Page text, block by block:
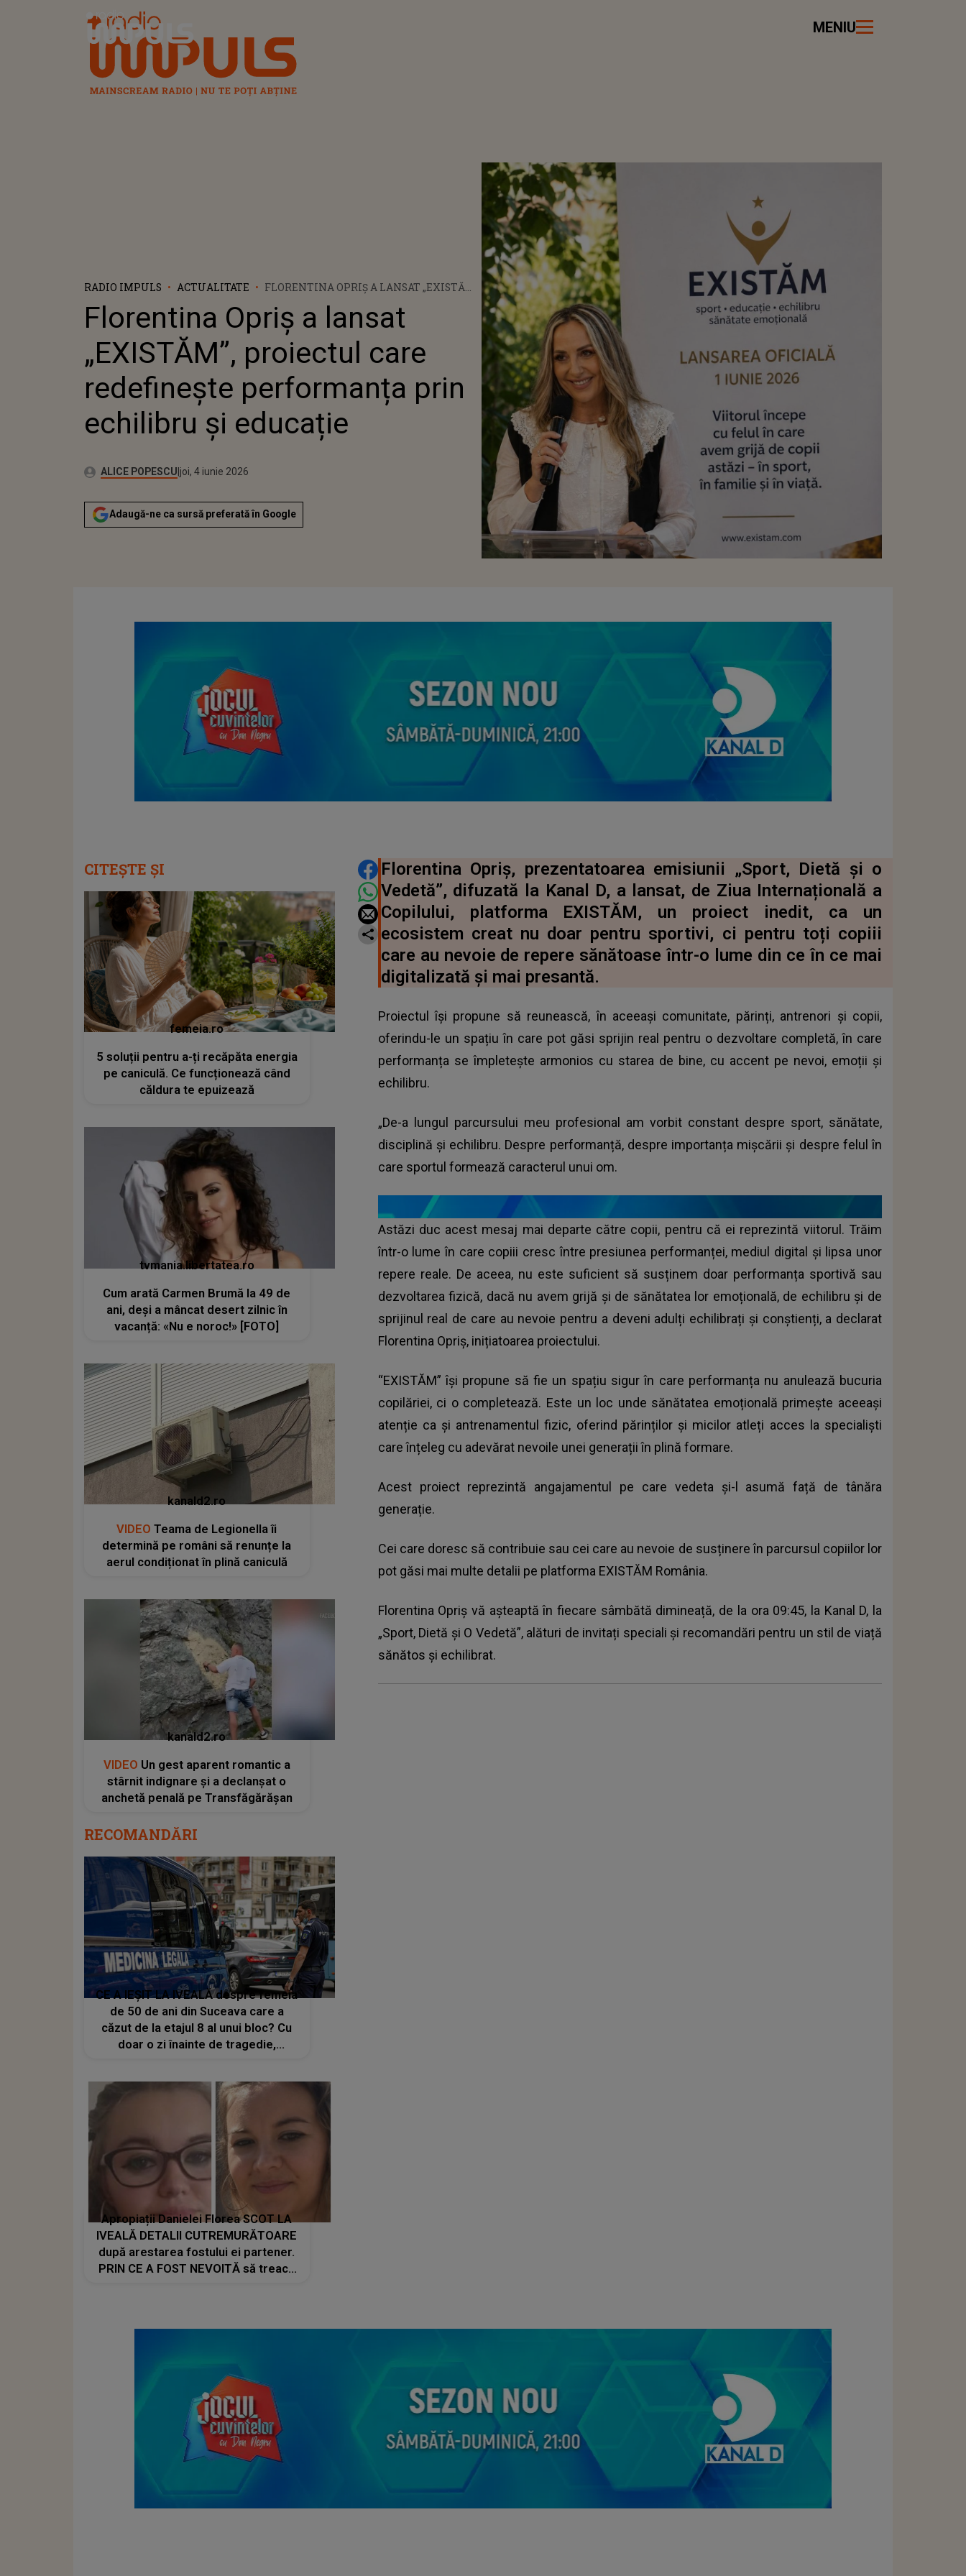
Radio Impuls MENIU
RADIO IMPULS ACTUALITATE
FLORENTINA OPRIȘ A LANSAT „EXISTĂM”,
PERFORMANȚA PRIN ECHILIBRU ȘI
EDUCAȚIE
Florentina Opriș a lansat
„EXISTĂM”, proiectul care
redefinește performanța prin
echilibru și educație
Autor:ALICE POPESCU Publicat:
joi, 4 iunie 2026
Adaugă-ne ca sursă preferată în Google
DISTRIBUIE ARTICOLUL
Florentina Opriș, prezentatoarea emisiunii „Sport, Dietă și o
Vedetă”, difuzată la Kanal D, a lansat, de Ziua Internațională a
Copilului, platforma EXISTĂM, un proiect inedit, ca un
ecosistem creat nu doar pentru sportivi, ci pentru toți copiii
care au nevoie de repere sănătoase într-o lume din ce în ce mai
digitalizată și mai presantă.
Proiectul își propune să reunească, în aceeași comunitate, părinți, antrenori și copii,
oferindu-le un spațiu în care pot găsi sprijin real pentru o dezvoltare completă, în care
performanța se împletește armonios cu starea de bine, cu accent pe nevoi, emoții și
echilibru.
„De-a lungul parcursului meu profesional am vorbit constant despre sport, sănătate,
disciplină și echilibru. Despre performanță, despre importanța mișcării și despre felul în
care sportul formează caracterul unui om.
Astăzi duc acest mesaj mai departe către copii, pentru că ei reprezintă viitorul. Trăim
într-o lume în care copiii cresc între presiunea performanței, mediul digital și lipsa unor
repere reale. De aceea, nu este suficient să susținem doar performanța sportivă sau
dezvoltarea fizică, dacă nu avem grijă și de sănătatea lor emoțională, de echilibru și de
sprijinul real de care au nevoie pentru a deveni adulți echilibrați și conștienți, a declarat
Florentina Opriș, inițiatoarea proiectului.
“EXISTĂM” își propune să fie un spațiu sigur în care performanța nu anulează bucuria
copilăriei, ci o completează. Este un loc unde sănătatea emoțională primește aceeași
atenție ca și antrenamentul fizic, oferind părinților și micilor atleți acces la specialiști
care înțeleg cu adevărat nevoile unei generații în plină formare.
Acest proiect reprezintă angajamentul pe care vedeta și-l asumă față de tânăra
generație.
Cei care doresc să contribuie sau cei care au nevoie de susținere în parcursul copiilor lor
pot găsi mai multe detalii pe platforma EXISTĂM România.
Florentina Opriș vă așteaptă în fiecare sâmbătă dimineață, de la ora 09:45, la Kanal D, la
„Sport, Dietă și O Vedetă”, alături de invitați speciali și recomandări pentru un stil de viață
sănătos și echilibrat.
CITEȘTE ȘI
femeia.ro
5 soluții pentru a-ți recăpăta energia
pe caniculă. Ce funcționează când
căldura te epuizează
tvmania.libertatea.ro
Cum arată Carmen Brumă la 49 de
ani, deși a mâncat desert zilnic în
vacanță: «Nu e noroc!» [FOTO]
kanald2.ro
VIDEO Teama de Legionella îi
determină pe români să renunțe la
aerul condiționat în plină caniculă
kanald2.ro
VIDEO Un gest aparent romantic a
stârnit indignare și a declanșat o
anchetă penală pe Transfăgărășan
RECOMANDĂRI
CE A IEȘIT LA IVEALĂ despre femeia
de 50 de ani din Suceava care a
căzut de la etajul 8 al unui bloc? Cu
doar o zi înainte de tragedie,
Apropiații Danielei Florea SCOT LA
IVEALĂ DETALII CUTREMURĂTOARE
după arestarea fostului ei partener.
PRIN CE A FOST NEVOITĂ să treacă